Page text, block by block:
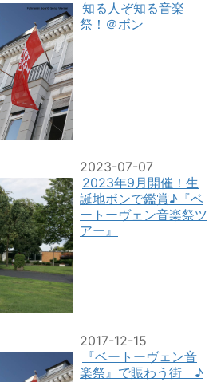
知る人ぞ知る音楽
祭！＠ボン
2023-07-07
2023年9月開催！生
誕地ボンで鑑賞♪『ベ
ートーヴェン音楽祭ツ
アー』
2017-12-15
『ベートーヴェン音
楽祭』で賑わう街 ♪